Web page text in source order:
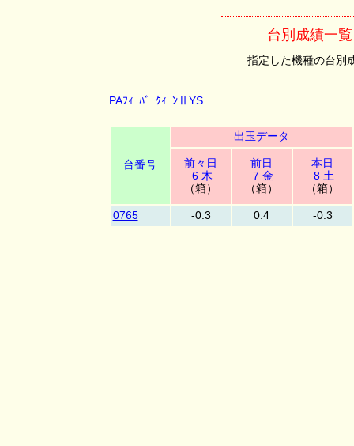
台別成績一
指定した機種の台別
PAﾌｨｰﾊﾞｰｸｨｰﾝⅡYS
台番号
出玉データ
前々日
6 木
（箱）
前日
7 金
（箱）
本日
8 土
（箱）
0765 -0.3 0.4 -0.3